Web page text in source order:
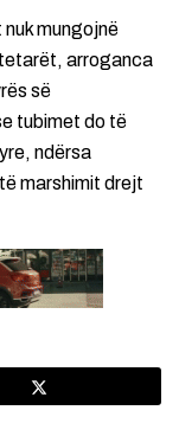
mungojnë
arroganca
së
tubimet do të
ndërsa
marshimit drejt